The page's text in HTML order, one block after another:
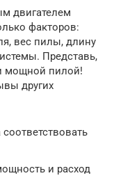
двигателем
факторов:
вес пилы, длину
Представь,
мощной пилой!
других
и расход